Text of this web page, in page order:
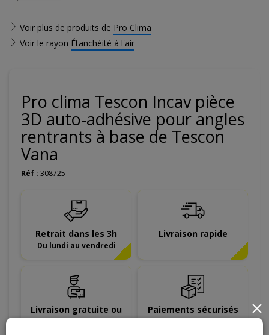
Voir plus de produits de Pro Clima
Voir le rayon Étanchéité à l'air
Pro clima Tescon Incav pièce
3D auto-adhésive pour angles
rentrants à base de Tescon
Vana
Réf : 308725
Retrait dans les 3h
Du lundi au vendredi
Livraison rapide
Livraison gratuite ou
dégressive àpd 599€
Paiements sécurisés ×